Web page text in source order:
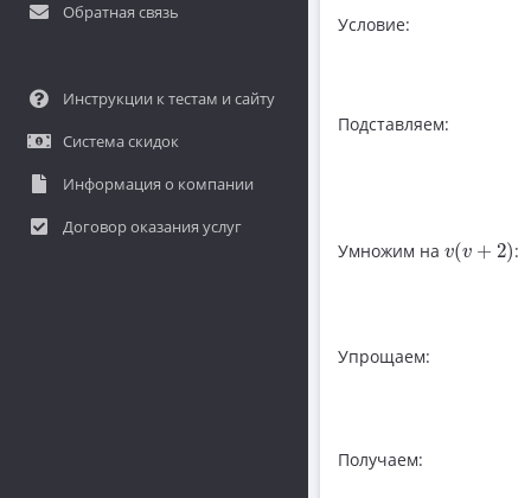
Обратная связь
Инструкции к тестам и сайту
Система скидок
Информация о компании
Договор оказания услуг
Условие:
Подставляем:
Умножим на v(v + 2)
v(v 2 ) :
Упрощаем:
Получаем: